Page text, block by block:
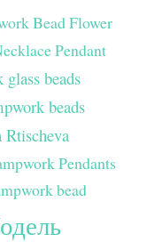
Bead Flower
Pendant
beads
beads
Rtischeva
Pendants
bead